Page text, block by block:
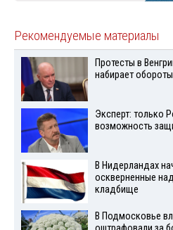
Рекомендуемые материалы
Протесты в
набирает обороты
Эксперт: только
возможность
В Нидерландах
оскверненные
кладбище
В Подмосковье